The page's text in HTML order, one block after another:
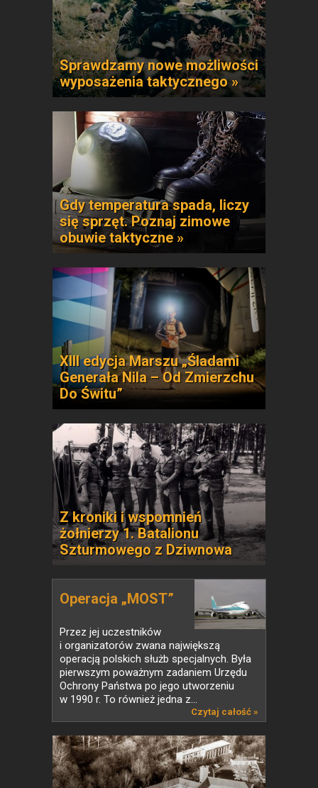
Sprawdzamy nowe możliwości
wyposażenia taktycznego »
Gdy temperatura spada, liczy
się sprzęt. Poznaj zimowe
obuwie taktyczne »
XIII edycja Marszu „Śladami
Generała Nila – Od Zmierzchu
Do Świtu”
Z kroniki i wspomnień
żołnierzy 1. Batalionu
Szturmowego z Dziwnowa
Operacja „MOST”
Przez jej uczestników
i organizatorów zwana największą
operacją polskich służb specjalnych. Była
pierwszym poważnym zadaniem Urzędu
Ochrony Państwa po jego utworzeniu
w 1990 r. To również jedna z...
Czytaj całość »